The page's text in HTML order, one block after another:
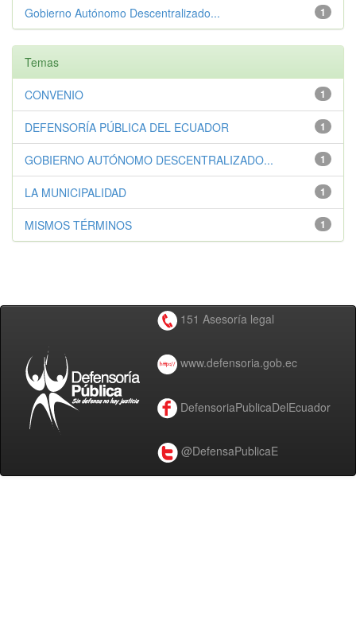
1
Gobierno Autónomo Descentralizado...
Temas
1
CONVENIO
1
DEFENSORÍA PÚBLICA DEL ECUADOR
1
GOBIERNO AUTÓNOMO DESCENTRALIZADO...
1
LA MUNICIPALIDAD
1
MISMOS TÉRMINOS
151 Asesoría legal
www.defensoria.gob.ec
DefensoriaPublicaDelEcuador
@DefensaPublicaE